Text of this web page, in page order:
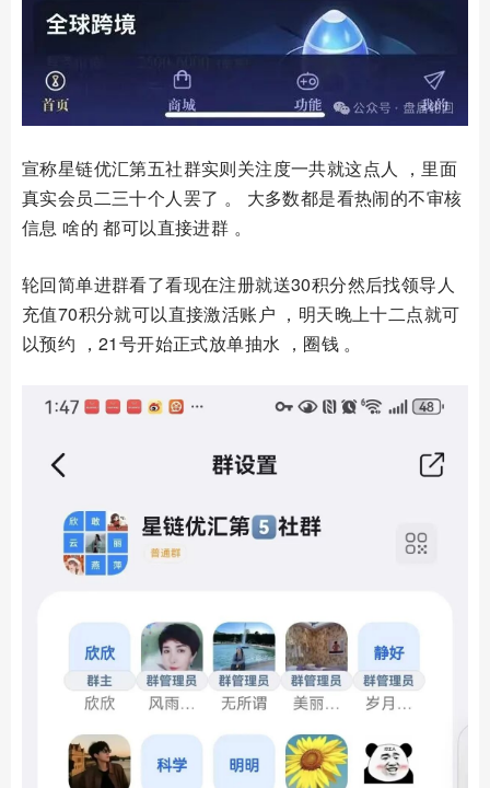
宣称星链优汇第五社群实则关注度一共就这点人 ，里面
真实会员二三十个人罢了 。 大多数都是看热闹的不审核
信息 啥的 都可以直接进群 。
轮回简单进群看了看现在注册就送30积分然后找领导人
充值70积分就可以直接激活账户 ，明天晚上十二点就可
以预约 ，21号开始正式放单抽水 ，圈钱 。